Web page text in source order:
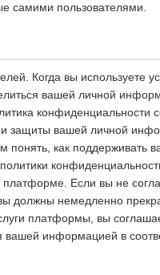
самими пользователями.
Когда вы используете
вашей личной
конфиденциальности
и защиты вашей личной
понять, как поддерживать
Если вы не
должны немедленно
платформы, вы
вашей информацией в